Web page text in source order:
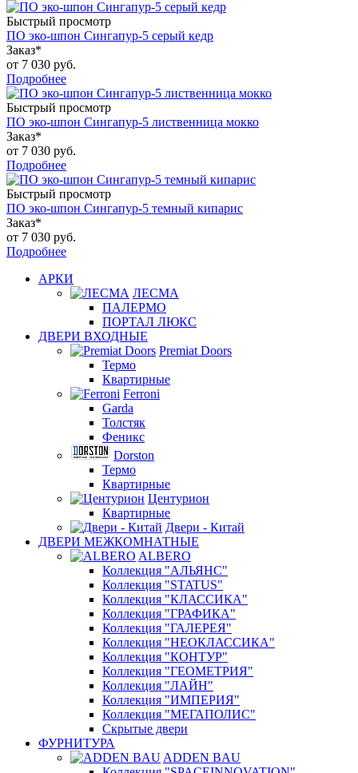
Быстрый просмотр
ПО эко-шпон Сингапур-5 серый кедр
Заказ*
от 7 030 руб.
Подробнее
Быстрый просмотр
ПО эко-шпон Сингапур-5 лиственница мокко
Заказ*
от 7 030 руб.
Подробнее
Быстрый просмотр
ПО эко-шпон Сингапур-5 темный кипарис
Заказ*
от 7 030 руб.
Подробнее
АРКИ
ЛЕСМА
ПАЛЕРМО
ПОРТАЛ ЛЮКС
ДВЕРИ ВХОДНЫЕ
Premiat Doors
Термо
Квартирные
Ferroni
Garda
Толстяк
Феникс
Dorston
Термо
Квартирные
Центурион
Квартирные
Двери - Китай
ДВЕРИ МЕЖКОМНАТНЫЕ
ALBERO
Коллекция "АЛЬЯНС"
Коллекция "STATUS"
Коллекция "КЛАССИКА"
Коллекция "ГРАФИКА"
Коллекция "ГАЛЕРЕЯ"
Коллекция "НЕОКЛАССИКА"
Коллекция "КОНТУР"
Коллекция "ГЕОМЕТРИЯ"
Коллекция "ЛАЙН"
Коллекция "ИМПЕРИЯ"
Коллекция "МЕГАПОЛИС"
Скрытые двери
ФУРНИТУРА
ADDEN BAU